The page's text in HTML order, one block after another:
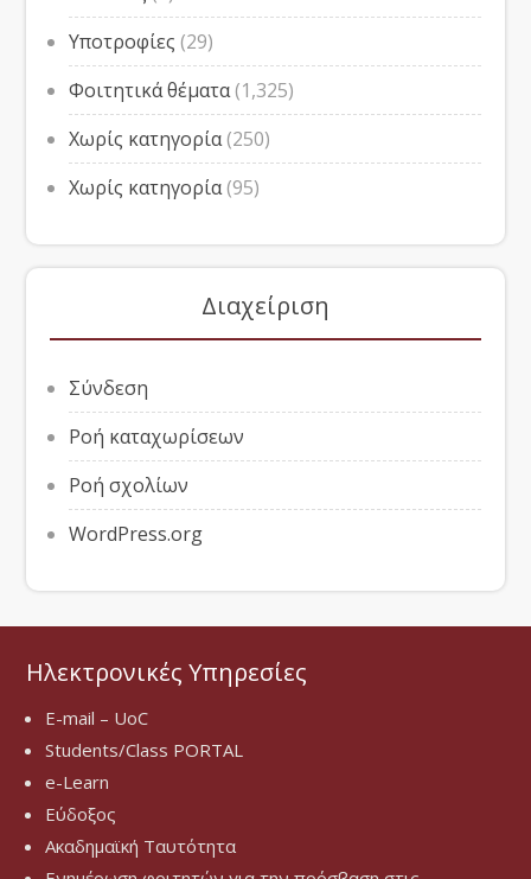
Υποτροφίες (29)
Φοιτητικά θέματα(1,325)
Χωρίς κατηγορία(250)
Χωρίς κατηγορία(95)
Διαχείριση
Σύνδεση
Ροή καταχωρίσεων
Ροή σχολίων
WordPress.org
Ηλεκτρονικές Υπηρεσίες
E-mail – UoC
Students/Class PORTAL
e-Learn
Εύδοξος
Ακαδημαϊκή Ταυτότητα